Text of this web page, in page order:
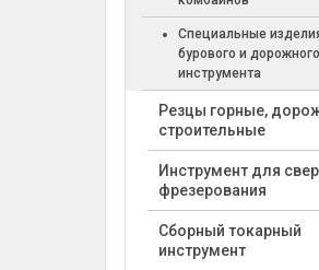
Специальные
бурового и дорожного
инструмента
Резцы горные,
строительные
Инструмент для
фрезерования
Сборный токарный
инструмент